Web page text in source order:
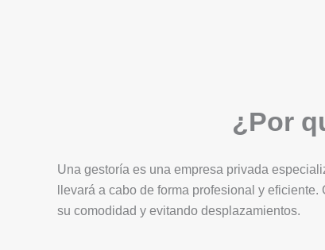
¿Por
Una gestoría es una empresa privada
llevará a cabo de forma profesional y
su comodidad y evitando desplazamientos.